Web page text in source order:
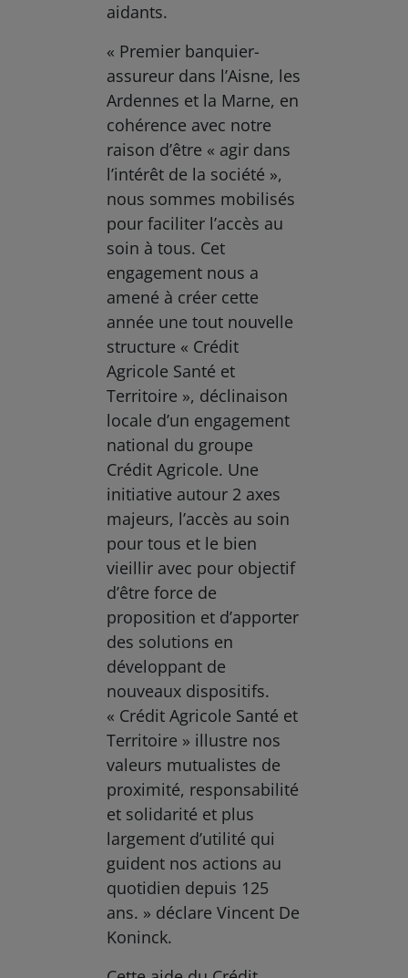
aidants.
« Premier banquier-
assureur dans l’Aisne, les
Ardennes et la Marne, en
cohérence avec notre
raison d’être « agir dans
l’intérêt de la société »,
nous sommes mobilisés
pour faciliter l’accès au
soin à tous. Cet
engagement nous a
amené à créer cette
année une tout nouvelle
structure « Crédit
Agricole Santé et
Territoire », déclinaison
locale d’un engagement
national du groupe
Crédit Agricole. Une
initiative autour 2 axes
majeurs, l’accès au soin
pour tous et le bien
vieillir avec pour objectif
d’être force de
proposition et d’apporter
des solutions en
développant de
nouveaux dispositifs.
« Crédit Agricole Santé et
Territoire » illustre nos
valeurs mutualistes de
proximité, responsabilité
et solidarité et plus
largement d’utilité qui
guident nos actions au
quotidien depuis 125
ans. » déclare Vincent De
Koninck.